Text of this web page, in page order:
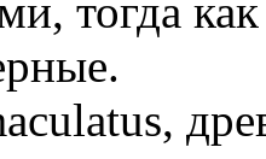
тогда